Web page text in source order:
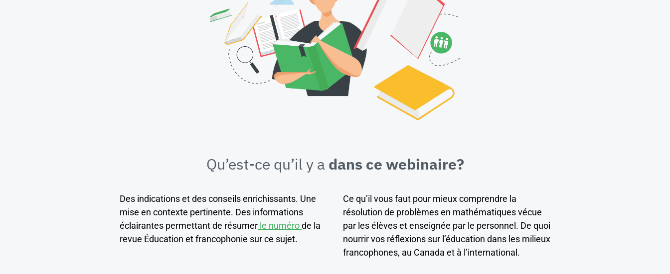
Qu’est-ce qu’il y a dans ce webinaire?
Des indications et des conseils enrichissants. Une
mise en contexte pertinente. Des informations
éclairantes permettant de résumer le numérode la
revue Éducation et francophonie sur ce sujet.
Ce qu’il vous faut pour mieux comprendre la
résolution de problèmes en mathématiques vécue
par les élèves et enseignée par le personnel. De quoi
nourrir vos réflexions sur l’éducation dans les milieux
francophones, au Canada et à l’international.